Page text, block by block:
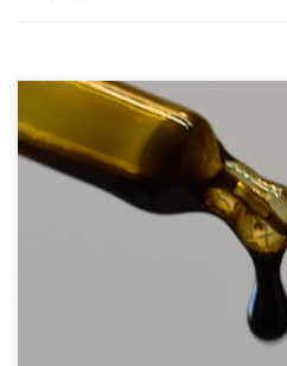
W badaniach naukowych odkryto
mogą być używane w terapii
medycyna znajduje się na samym
terapeutycznego potencjału